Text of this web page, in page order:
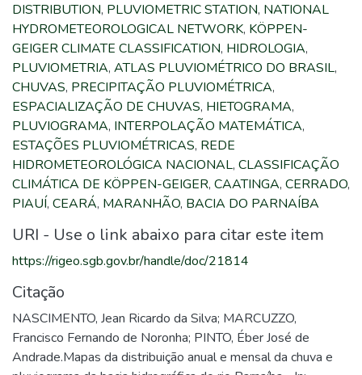
DISTRIBUTION, PLUVIOMETRIC STATION, NATIONAL
HYDROMETEOROLOGICAL NETWORK, KÖPPEN-
GEIGER CLIMATE CLASSIFICATION, HIDROLOGIA,
PLUVIOMETRIA, ATLAS PLUVIOMÉTRICO DO BRASIL,
CHUVAS, PRECIPITAÇÃO PLUVIOMÉTRICA,
ESPACIALIZAÇÃO DE CHUVAS, HIETOGRAMA,
PLUVIOGRAMA, INTERPOLAÇÃO MATEMÁTICA,
ESTAÇÕES PLUVIOMÉTRICAS, REDE
HIDROMETEOROLÓGICA NACIONAL, CLASSIFICAÇÃO
CLIMÁTICA DE KÖPPEN-GEIGER, CAATINGA, CERRADO,
PIAUÍ, CEARÁ, MARANHÃO, BACIA DO PARNAÍBA
URI - Use o link abaixo para citar este item
https://rigeo.sgb.gov.br/handle/doc/21814
Citação
NASCIMENTO, Jean Ricardo da Silva; MARCUZZO,
Francisco Fernando de Noronha; PINTO, Éber José de
Andrade.Mapas da distribuição anual e mensal da chuva e